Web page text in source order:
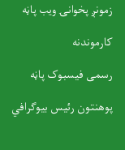
زمونږ پخوانۍ ویب پاڼه
کارموندنه
رسمی فیسبوک پاڼه
پوهنتون رئیس بیوګرافي